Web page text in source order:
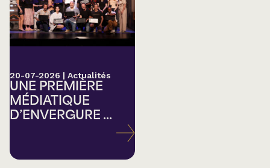
20-07-2026 | Actualités
UNE PREMIÈRE
MÉDIATIQUE
D’ENVERGURE ...